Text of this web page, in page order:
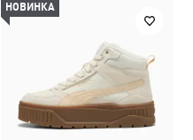
НОВИНКА